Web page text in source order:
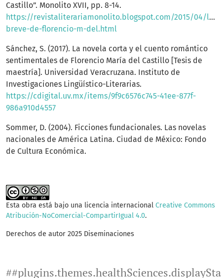
Castillo”. Monolito XVII, pp. 8-14.
https://revistaliterariamonolito.blogspot.com/2015/04/
breve-de-florencio-m-del.html
Sánchez, S. (2017). La novela corta y el cuento romántico
sentimentales de Florencio María del Castillo [Tesis de
maestría]. Universidad Veracruzana. Instituto de
Investigaciones Lingüístico-Literarias.
https://cdigital.uv.mx/items/9f9c6576c745-41ee-877f-
986a910d4557
Sommer, D. (2004). Ficciones fundacionales. Las novelas
nacionales de América Latina. Ciudad de México: Fondo
de Cultura Económica.
Esta obra está bajo una licencia internacional Creative Commons
Atribución-NoComercial-CompartirIgual 4.0.
Derechos de autor 2025 Diseminaciones